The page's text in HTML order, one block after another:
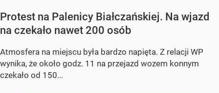
Protest na Palenicy Białczańskiej. Na wjazd
na czekało nawet 200 osób
Atmosfera na miejscu była bardzo napięta. Z relacji WP
wynika, że około godz. 11 na przejazd wozem konnym
czekało od 150...